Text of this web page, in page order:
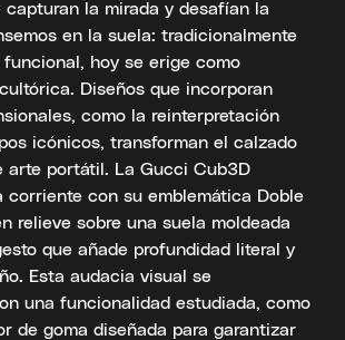
capturan la mirada y desafían la
en la suela: tradicionalmente
hoy se erige como
Diseños que incorporan
como la reinterpretación
icónicos, transforman el calzado
arte portátil. La Gucci Cub3D
corriente con su emblemática Doble
relieve sobre una suela moldeada
que añade profundidad literal y
Esta audacia visual se
una funcionalidad estudiada, como
de goma diseñada para garantizar